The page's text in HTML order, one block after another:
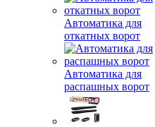
Автоматика для
откатных ворот
Автоматика для
распашных ворот